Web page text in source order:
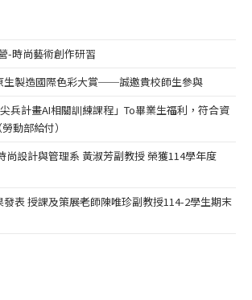
-時尚藝術創作研習
生製造國際色彩大賞──誠邀貴校師生參與
兵計畫AI相關訓練課程」To畢業生福利，符合資
動部給付）
尚設計與管理系 黃淑芳副教授 榮獲114學年度
發表 授課及策展老師陳唯珍副教授114-2學生期末